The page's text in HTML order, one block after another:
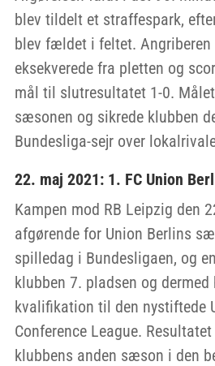
blev tildelt et straffespark,
blev fældet i feltet. Angriberen
eksekverede fra pletten og
mål til slutresultatet 1-0.
sæsonen og sikrede klubben
Bundesliga-sejr over
22. maj 2021: 1. FC Union
Kampen mod RB Leipzig den
afgørende for Union Berlins
spilledag i Bundesligaen, og
klubben 7. pladsen og
kvalifikation til den nystiftede
Conference League.
klubbens anden sæson i den